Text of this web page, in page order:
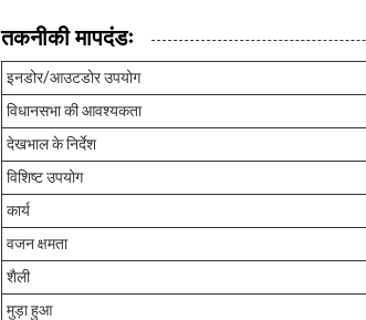
तकनीकी मापदंडः
इनडोर/आउटडोर उपयोग
विधानसभा की आवश्यकता
देखभाल के निर्देश
विशिष्ट उपयोग
कार्य
वजन क्षमता
शैली
मुड़ा हुआ